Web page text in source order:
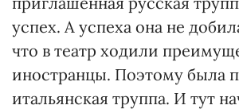
успех. А успеха она не
что в театр ходили
иностранцы. Поэтому была
итальянская труппа. И тут